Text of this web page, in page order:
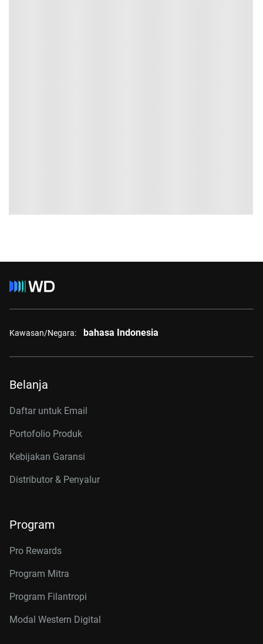
Kawasan/Negara: bahasa Indonesia
Belanja
Daftar untuk Email
Portofolio Produk
Kebijakan Garansi
Distributor & Penyalur
Program
Pro Rewards
Program Mitra
Program Filantropi
Modal Western Digital